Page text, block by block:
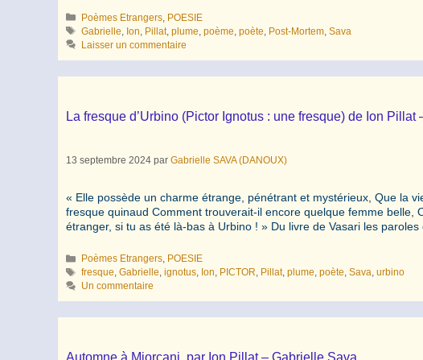
Catégories
Poèmes Etrangers POESIE
Étiquettes
Gabrielle Ion Pillat,plume ,poème ,poète Post-Mortem ,Sava
Laisser un commentaire
La fresque d’Urbino (Pictor Ignotus : une fresque) de Ion Pillat
13 septembre 2024 par Gabrielle SAVA (DANOUX)
« Elle possède un charme étrange, pénétrant et mystérieux, Que la
fresque quinaud Comment trouverait-il encore quelque femme belle,
étranger, si tu as été là-bas à Urbino ! » Du livre de Vasari les
Catégories
Poèmes Etrangers, POESIE
Étiquettes
fresque,Gabrielle,ignotus, Ion, PICTOR, Pillat,plume,poète,Sava,urbino
Un commentaire